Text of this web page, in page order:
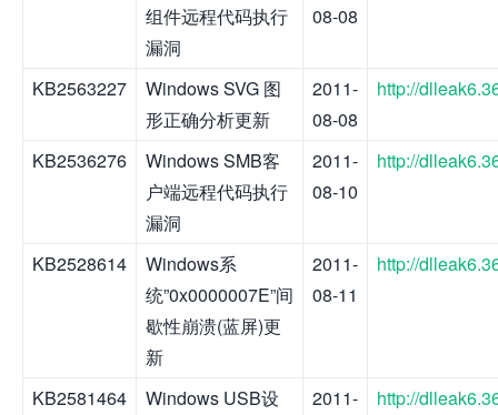
组件远程代码执行
漏洞
08-08
KB2563227
Windows SVG 图
形正确分析更新
2011-
08-08
http://
KB2536276
Windows SMB客
户端远程代码执行
漏洞
2011-
08-10
http://
KB2528614
Windows系
统”0x0000007E”间
歇性崩溃(蓝屏)更
新
2011-
08-11
http://
KB2581464
Windows USB设
2011-
http://